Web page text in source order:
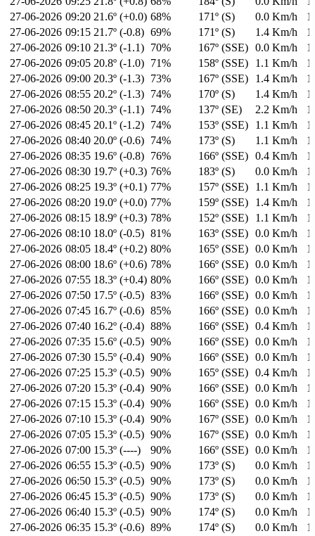
27-06-2026 09:20 21.6º (+0.0) 68% 171º (S) 0.0 Km/h
27-06-2026 09:15 21.7º (-0.8) 69% 171º (S) 1.4 Km/h
27-06-2026 09:10 21.3º (-1.1) 70% 167º (SSE) 0.0 Km/h
27-06-2026 09:05 20.8º (-1.0) 71% 158º (SSE) 1.1 Km/h
27-06-2026 09:00 20.3º (-1.3) 73% 167º (SSE) 1.4 Km/h
27-06-2026 08:55 20.2º (-1.3) 74% 170º (S) 1.4 Km/h
27-06-2026 08:50 20.3º (-1.1) 74% 137º (SE) 2.2 Km/h
27-06-2026 08:45 20.1º (-1.2) 74% 153º (SSE) 1.1 Km/h
27-06-2026 08:40 20.0º (-0.6) 74% 173º (S) 1.1 Km/h
27-06-2026 08:35 19.6º (-0.8) 76% 166º (SSE) 0.4 Km/h
27-06-2026 08:30 19.7º (+0.3) 76% 183º (S) 0.0 Km/h
27-06-2026 08:25 19.3º (+0.1) 77% 157º (SSE) 1.1 Km/h
27-06-2026 08:20 19.0º (+0.0) 77% 159º (SSE) 1.4 Km/h
27-06-2026 08:15 18.9º (+0.3) 78% 152º (SSE) 1.1 Km/h
27-06-2026 08:10 18.0º (-0.5) 81% 163º (SSE) 0.0 Km/h
27-06-2026 08:05 18.4º (+0.2) 80% 165º (SSE) 0.0 Km/h
27-06-2026 08:00 18.6º (+0.6) 78% 166º (SSE) 0.0 Km/h
27-06-2026 07:55 18.3º (+0.4) 80% 166º (SSE) 0.0 Km/h
27-06-2026 07:50 17.5º (-0.5) 83% 166º (SSE) 0.0 Km/h
27-06-2026 07:45 16.7º (-0.6) 85% 166º (SSE) 0.0 Km/h
27-06-2026 07:40 16.2º (-0.4) 88% 166º (SSE) 0.4 Km/h
27-06-2026 07:35 15.6º (-0.5) 90% 166º (SSE) 0.0 Km/h
27-06-2026 07:30 15.5º (-0.4) 90% 166º (SSE) 0.0 Km/h
27-06-2026 07:25 15.3º (-0.5) 90% 165º (SSE) 0.4 Km/h
27-06-2026 07:20 15.3º (-0.4) 90% 166º (SSE) 0.0 Km/h
27-06-2026 07:15 15.3º (-0.4) 90% 166º (SSE) 0.0 Km/h
27-06-2026 07:10 15.3º (-0.4) 90% 167º (SSE) 0.0 Km/h
27-06-2026 07:05 15.3º (-0.5) 90% 167º (SSE) 0.0 Km/h
27-06-2026 07:00 15.3º (----) 90% 166º (SSE) 0.0 Km/h
27-06-2026 06:55 15.3º (-0.5) 90% 173º (S) 0.0 Km/h
27-06-2026 06:50 15.3º (-0.5) 90% 173º (S) 0.0 Km/h
27-06-2026 06:45 15.3º (-0.5) 90% 173º (S) 0.0 Km/h
27-06-2026 06:40 15.3º (-0.5) 90% 174º (S) 0.0 Km/h
27-06-2026 06:35 15.3º (-0.6) 89% 174º (S) 0.0 Km/h